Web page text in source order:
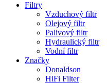
Filtry
Vzduchový filtr
Olejový filtr
Palivový filtr
Hydraulický filtr
Vodní filtr
Značky
Donaldson
HiFi Filter